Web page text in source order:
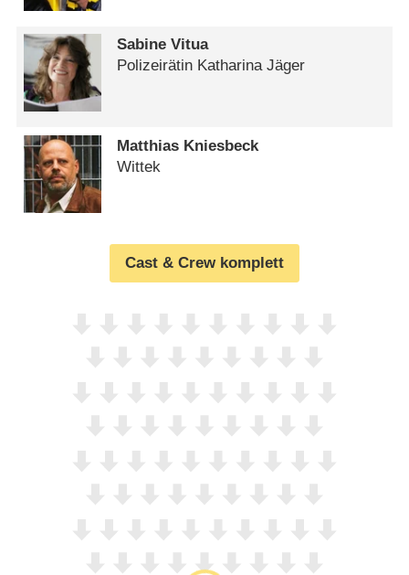
Sabine Vitua
Polizeirätin Katharina Jäger
Matthias Kniesbeck
Wittek
Cast & Crew komplett